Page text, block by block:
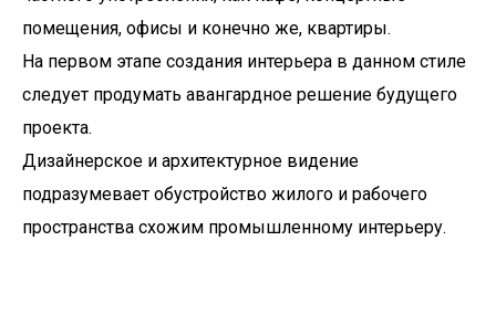
помещения, офисы и конечно же, квартиры.
На первом этапе создания интерьера в данном стиле
следует продумать авангардное решение будущего
проекта.
Дизайнерское и архитектурное видение
подразумевает обустройство жилого и рабочего
пространства схожим промышленному интерьеру.